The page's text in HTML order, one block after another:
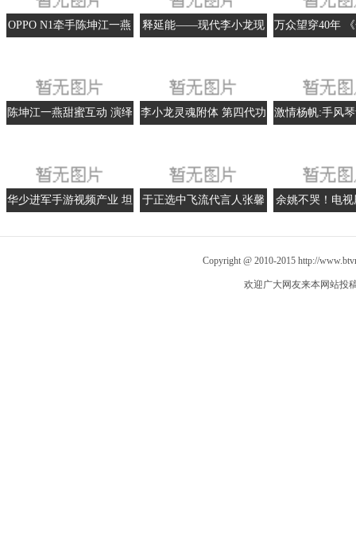
OPPO N1牵手陈坤江一燕
释延能——现代李小龙现
万众望穿40年
陈坤江一燕甜蜜互动 演绎
李小龙灵魂附体 第四代功
激情杨帆:手风
华少进军手游视频产业 坦
于正选中飞流代言人张馨
余姚不哭！电
Copyright @ 2010-2015 http://
欢迎广大网友来本网站投